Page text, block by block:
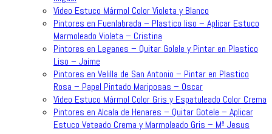
Video Estuco Mármol Color Violeta y Blanco
Pintores en Fuenlabrada – Plastico liso – Aplicar Estuco
Marmoleado Violeta – Cristina
Pintores en Leganes – Quitar Golele y Pintar en Plastico
Liso – Jaime
Pintores en Velilla de San Antonio – Pintar en Plastico
Rosa – Papel Pintado Mariposas – Oscar
Video Estuco Mármol Color Gris y Espatuleado Color Crema
Pintores en Alcala de Henares – Quitar Gotele – Aplicar
Estuco Veteado Crema y Marmoleado Gris – Mª Jesus